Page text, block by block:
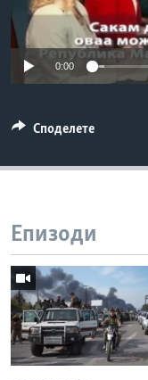
ИНТЕРВЈУА
Јазици
0:00
Споделете
Епизоди